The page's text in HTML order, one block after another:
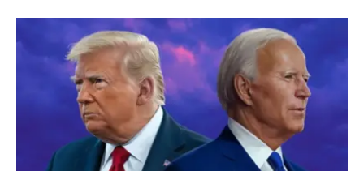
الأمريكية
المقبلة
تفضل
الصين..
هاريس